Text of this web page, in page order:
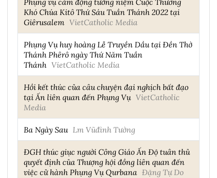
Khó Chúa Kitô Thứ Sáu Tuần Thánh 2022 tại
Giêrusalem VietCatholic Media
Phụng Vụ huy hoàng Lễ Truyền Dầu tại Đền Thờ
Thánh Phêrô ngày Thứ Năm Tuần
Thánh VietCatholic Media
Hồi kết thúc của câu chuyện đại nghịch bất đạo
tại Ấn liên quan đến Phụng Vụ VietCatholic
Media
Ba Ngày Sau Lm Vũđình Tường
ĐGH thúc giục người Công Giáo Ấn Độ tuân thủ
quyết định của Thượng hội đồng liên quan đến
việc cử hành Phụng Vụ Qurbana Đặng Tự Do